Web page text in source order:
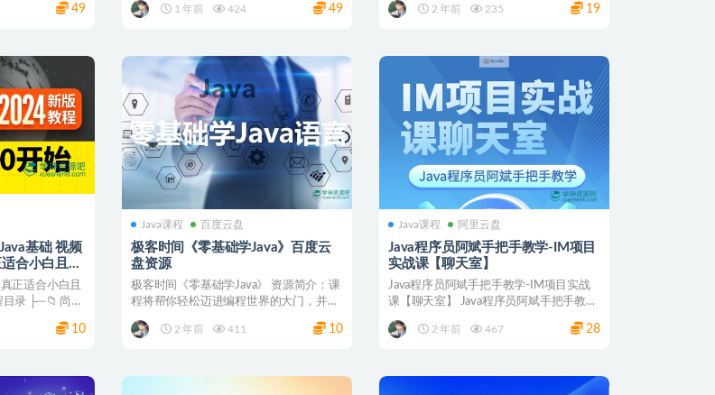
49
1 年前
424 49
2 年前
235 19
基础 视频
合小白且不
正适合小白且
录 ├─📁 尚硅
10
Java课程 百度云盘
极客时间《零基础学Java》百度云
盘资源
极客时间《零基础学Java》 资源简介：课
程将帮你轻松迈进编程世界的大门，并能
2 年前
411 10
Java课程 阿里云盘
Java程序员阿斌手把手教学-IM项目
实战课【聊天室】
Java程序员阿斌手把手教学-IM项目实战
课【聊天室】 Java程序员阿斌手把手教
2 年前
467 28